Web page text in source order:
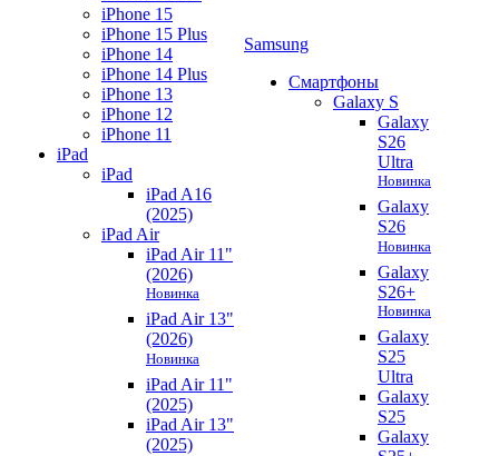
iPhone 15
iPhone 15 Plus
iPhone 14
iPhone 14 Plus
iPhone 13
iPhone 12
iPhone 11
iPad
iPad
iPad A16
(2025)
iPad Air
iPad Air 11"
(2026)
Новинка
iPad Air 13"
(2026)
Новинка
iPad Air 11"
(2025)
iPad Air 13"
(2025)
Samsung
Смартфоны
Galaxy S
Galaxy
S26
Ultra
Новинка
Galaxy
S26
Новинка
Galaxy
S26+
Новинка
Galaxy
S25
Ultra
Galaxy
S25
Galaxy